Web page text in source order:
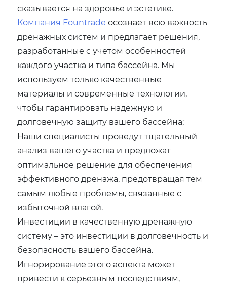
сказывается на здоровье и эстетике.
Компания Fountrade осознает всю важность
дренажных систем и предлагает решения,
разработанные с учетом особенностей
каждого участка и типа бассейна. Мы
используем только качественные
материалы и современные технологии,
чтобы гарантировать надежную и
долговечную защиту вашего бассейна;
Наши специалисты проведут тщательный
анализ вашего участка и предложат
оптимальное решение для обеспечения
эффективного дренажа, предотвращая тем
самым любые проблемы, связанные с
избыточной влагой.
Инвестиции в качественную дренажную
систему – это инвестиции в долговечность и
безопасность вашего бассейна.
Игнорирование этого аспекта может
привести к серьезным последствиям,